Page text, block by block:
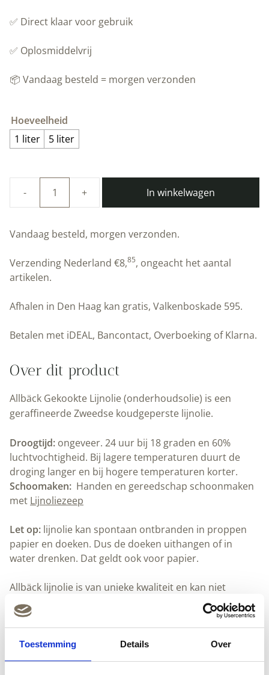
Toestemming Details Over
✅ Direct klaar voor gebruik
✅ Oplosmiddelvrij
📦 Vandaag besteld = morgen verzonden
Hoeveelheid
1 liter
5 liter
|
Gekookte
Lijnolie
Allbäck
aantal
In winkelwagen
Vandaag besteld, morgen verzonden.
Verzending Nederland €8,85, ongeacht het aantal
artikelen.
Afhalen in Den Haag kan gratis, Valkenboskade 595.
Betalen met iDEAL, Bancontact, Overboeking of Klarna.
Over dit product
Allbäck Gekookte Lijnolie (onderhoudsolie) is een
geraffineerde Zweedse koudgeperste lijnolie.
Droogtijd: ongeveer. 24 uur bij 18 graden en 60%
luchtvochtigheid. Bij lagere temperaturen duurt de
droging langer en bij hogere temperaturen korter.
Schoomaken: Handen en gereedschap schoonmaken
met Lijnoliezeep
Let op: lijnolie kan spontaan ontbranden in proppen
papier en doeken. Dus de doeken uithangen of in
water drenken. Dat geldt ook voor papier.
Allbäck lijnolie is van unieke kwaliteit en kan niet
vervangen worden door lijnolie van andere
producenten zonder kwaliteit verlies van het
eindresultaat te veroorzaken. Dit heeft te maken met
de proteïnen die uit de lijnolie gezuiverd zijn. Dit is een
uniek procedé, ontwikkeld door Allbäck.